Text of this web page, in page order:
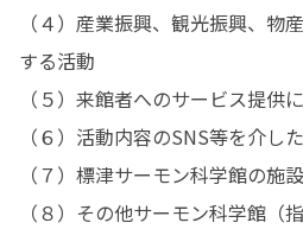
（４）産業振興、観光振興、物
する活動
（５）来館者へのサービス提供
（６）活動内容のSNS等を介し
（７）標津サーモン科学館の施
（８）その他サーモン科学館（